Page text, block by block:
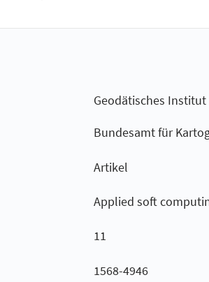
Geodätisches Institut
Bundesamt für
Artikel
Applied soft
11
1568-4946